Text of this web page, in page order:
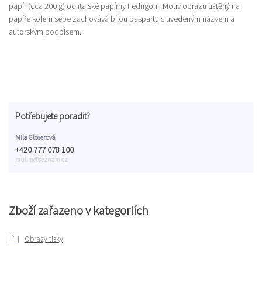
papír (cca 200 g) od italské papírny Fedrigoni. Motiv obrazu tištěný na
papíře kolem sebe zachovává bílou paspartu s uvedeným názvem a
autorským podpisem.
Zboží zařazeno v kategoriích
Obrazy tisky
Potřebujete poradit?
Míla Gloserová
+420 777 078 100
mulim@seznam.cz